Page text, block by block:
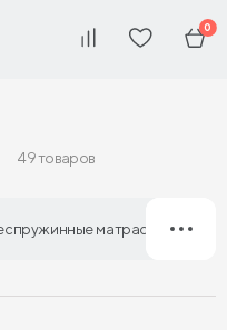
0
49 товаров
матрасы